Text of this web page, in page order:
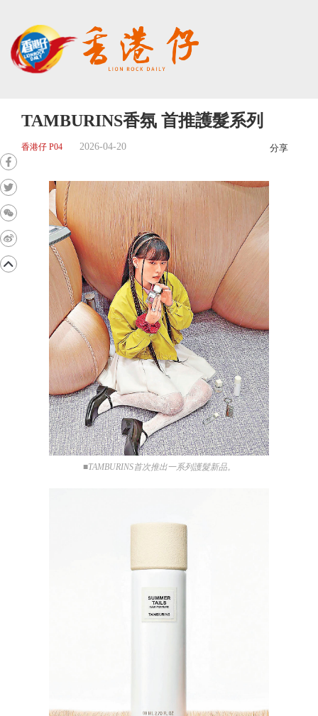
TAMBURINS香氛 首推護髮系列
香港仔 P04 2026-04-20 分享
■TAMBURINS首次推出一系列護髮新品。